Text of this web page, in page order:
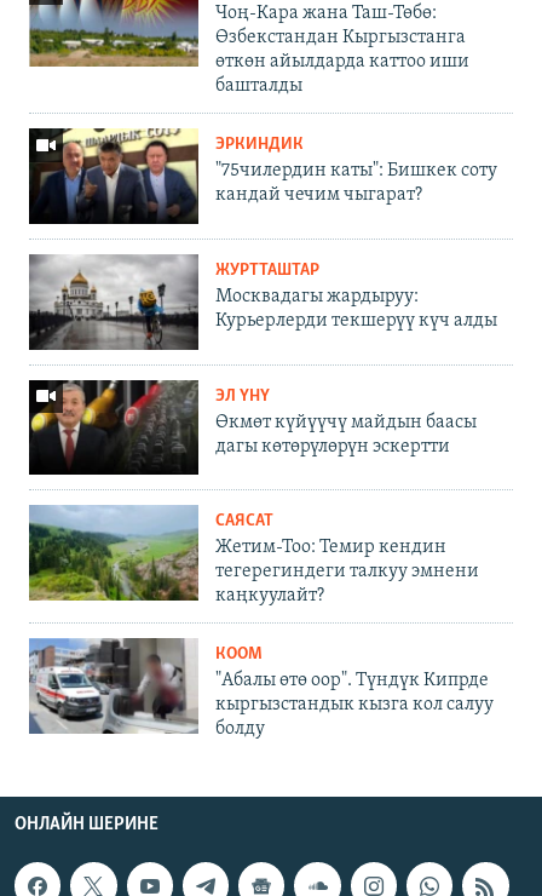
Чоң-Кара жана Таш-Төбө:
Өзбекстандан Кыргызстанга
өткөн айылдарда каттоо иши
башталды
ЭРКИНДИК
"75чилердин каты": Бишкек соту
кандай чечим чыгарат?
ЖУРТТАШТАР
Москвадагы жардыруу:
Курьерлерди текшерүү күч алды
ЭЛ ҮНҮ
Өкмөт күйүүчү майдын баасы
дагы көтөрүлөрүн эскертти
САЯСАТ
Жетим-Тоо: Темир кендин
тегерегиндеги талкуу эмнени
каңкуулайт?
КООМ
"Абалы өтө оор". Түндүк Кипрде
кыргызстандык кызга кол салуу
болду
ОНЛАЙН ШЕРИНЕ